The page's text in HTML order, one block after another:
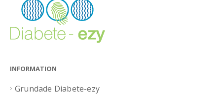
INFORMATION
Grundade Diabete-ezy